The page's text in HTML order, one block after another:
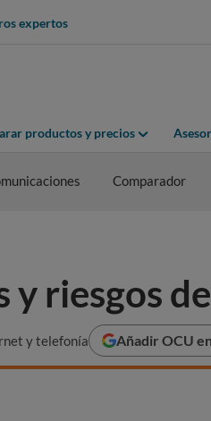
expertos
productos y precios
Comparador
y riesgos
y telefonía Añadir OCU